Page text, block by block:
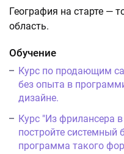
География на старте —
область.
Обучение
Курс по продающим
без опыта в
дизайне.
Курс "Из фрилансера
постройте системный
программа такого